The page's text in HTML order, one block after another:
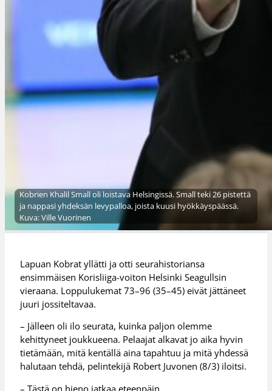
Kobrien Khalil Small oli loistava Helsingissä. Small teki 26 pistettä
ja nappasi yhdeksän levypalloa, joista kuusi hyökkäyspäässä.
Kuva: Ville Vuorinen
Lapuan Kobrat yllätti ja otti seurahistoriansa
ensimmäisen Korisliiga-voiton Helsinki Seagullsin
vieraana. Loppulukemat 73–96 (35–45) eivät jättäneet
juuri jossiteltavaa.
– Jälleen oli ilo seurata, kuinka paljon olemme
kehittyneet joukkueena. Pelaajat alkavat jo aika hyvin
tietämään, mitä kentällä aina tapahtuu ja mitä yhdessä
halutaan tehdä, pelintekijä Robert Juvonen (8/3) iloitsi.
– Tästä on hieno jatkaa eteenpäin.